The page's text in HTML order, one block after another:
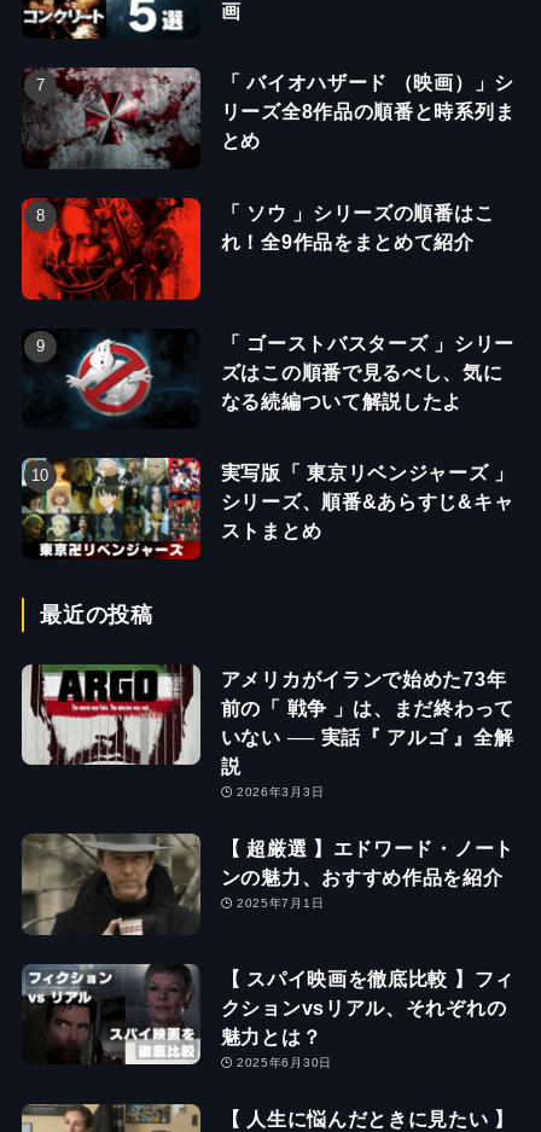
画
「 バイオハザード （映画）」シ
リーズ全8作品の順番と時系列ま
とめ
「 ソウ 」シリーズの順番はこ
れ！全9作品をまとめて紹介
「 ゴーストバスターズ 」シリー
ズはこの順番で見るべし、気に
なる続編ついて解説したよ
実写版「 東京リベンジャーズ 」
シリーズ、順番&あらすじ&キャ
ストまとめ
最近の投稿
アメリカがイランで始めた73年
前の「 戦争 」は、まだ終わって
いない ── 実話『 アルゴ 』全解
説
2026年3月3日
【 超厳選 】エドワード・ノート
ンの魅力、おすすめ作品を紹介
2025年7月1日
【 スパイ映画を徹底比較 】フィ
クションvsリアル、それぞれの
魅力とは？
2025年6月30日
【 人生に悩んだときに見たい 】